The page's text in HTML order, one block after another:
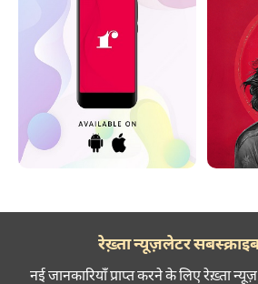
रेख़्ता न्यूज़लेटर
नई जानकारियाँ प्राप्त करने के लिए रेख़्ता